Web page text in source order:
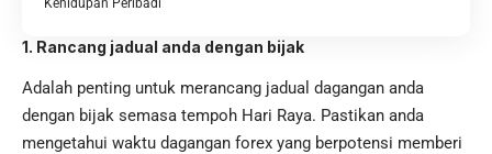
Kehidupan Peribadi
1. Rancang jadual anda dengan bijak
Adalah penting untuk merancang jadual dagangan anda
dengan bijak semasa tempoh Hari Raya. Pastikan anda
mengetahui waktu dagangan forex yang berpotensi memberi